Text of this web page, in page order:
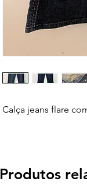
Calça jeans flare
Produtos